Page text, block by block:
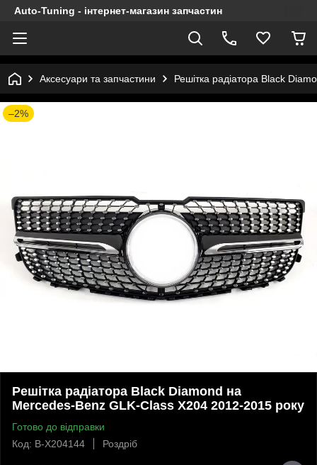
Auto-Tuning - інтернет-магазин запчастин
Аксесуари та запчастини Решітка радіатора Black
–2%
Решітка радіатора Black Diamond на
Mercedes-Benz GLK-Class X204 2012-2015 року
Готово до відправки
Код: B-X204144
Роздріб